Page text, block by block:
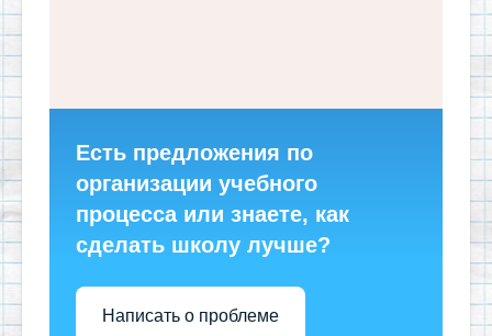
Есть предложения по
организации учебного
процесса или знаете, как
сделать школу лучше?
Написать о проблеме